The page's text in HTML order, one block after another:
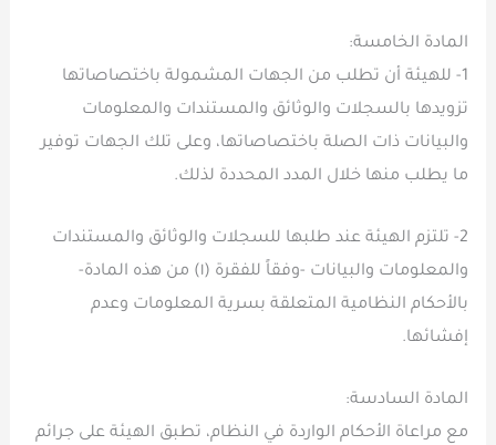
المادة الخامسة:
1- للهيئة أن تطلب من الجهات المشمولة باختصاصاتها
تزويدها بالسجلات والوثائق والمستندات والمعلومات
والبيانات ذات الصلة باختصاصاتها، وعلى تلك الجهات توفير
ما يطلب منها خلال المدد المحددة لذلك.
2- تلتزم الهيئة عند طلبها للسجلات والوثائق والمستندات
والمعلومات والبيانات -وفقاً للفقرة (١) من هذه المادة-
بالأحكام النظامية المتعلقة بسرية المعلومات وعدم
إفشائها.
المادة السادسة:
مع مراعاة الأحكام الواردة في النظام، تطبق الهيئة على جرائم